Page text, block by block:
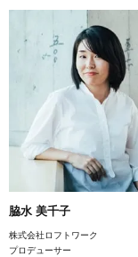
脇水 美千子
株式会社ロフトワーク
プロデューサー